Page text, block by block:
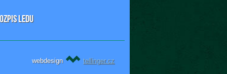
LEDU
webdesign tellinger.cz